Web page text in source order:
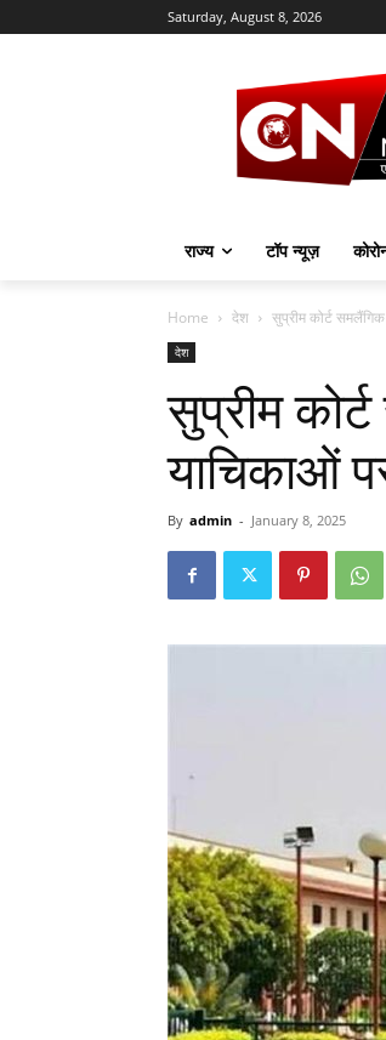
Saturday, August 8, 2026
राज्य टॉप न्यूज़
Home देश सुप्रीम कोर्ट समलैंगिक
देश
सुप्रीम
याचिकाओं
By admin - January 8, 2025